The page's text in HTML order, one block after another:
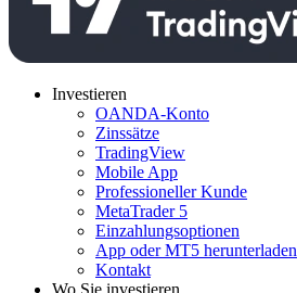
Investieren
OANDA-Konto
Zinssätze
TradingView
Mobile App
Professioneller Kunde
MetaTrader 5
Einzahlungsoptionen
App oder MT5 herunterladen
Kontakt
Wo Sie investieren